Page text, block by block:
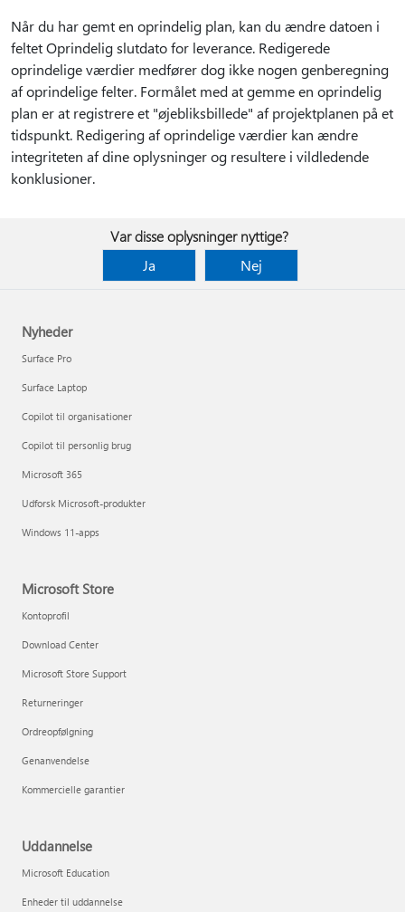
Når du har gemt en oprindelig plan, kan du ændre datoen i
feltet Oprindelig slutdato for leverance. Redigerede
oprindelige værdier medfører dog ikke nogen genberegning
af oprindelige felter. Formålet med at gemme en oprindelig
plan er at registrere et "øjebliksbillede" af projektplanen på et
tidspunkt. Redigering af oprindelige værdier kan ændre
integriteten af dine oplysninger og resultere i vildledende
konklusioner.
Var disse oplysninger nyttige?
Ja
Nej
Nyheder
Surface Pro
Surface Laptop
Copilot til organisationer
Copilot til personlig brug
Microsoft 365
Udforsk Microsoft-produkter
Windows 11-apps
Microsoft Store
Kontoprofil
Download Center
Microsoft Store Support
Returneringer
Ordreopfølgning
Genanvendelse
Kommercielle garantier
Uddannelse
Microsoft Education
Enheder til uddannelse